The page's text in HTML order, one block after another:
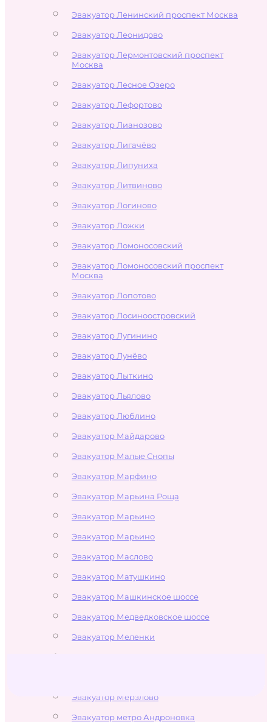
Эвакуатор Ленинский проспект Москва
Эвакуатор Леонидово
Эвакуатор Лермонтовский проспект
Москва
Эвакуатор Лесное Озеро
Эвакуатор Лефортово
Эвакуатор Лианозово
Эвакуатор Лигачёво
Эвакуатор Липуниха
Эвакуатор Литвиново
Эвакуатор Логиново
Эвакуатор Ложки
Эвакуатор Ломоносовский
Эвакуатор Ломоносовский проспект
Москва
Эвакуатор Лопотово
Эвакуатор Лосиноостровский
Эвакуатор Лугинино
Эвакуатор Лунёво
Эвакуатор Лыткино
Эвакуатор Льялово
Эвакуатор Люблино
Эвакуатор Майдарово
Эвакуатор Малые Снопы
Эвакуатор Марфино
Эвакуатор Марьина Роща
Эвакуатор Марьино
Эвакуатор Марьино
Эвакуатор Маслово
Эвакуатор Матушкино
Эвакуатор Машкинское шоссе
Эвакуатор Медведковское шоссе
Эвакуатор Меленки
Эвакуатор Мерзлово
Эвакуатор метро Андроновка